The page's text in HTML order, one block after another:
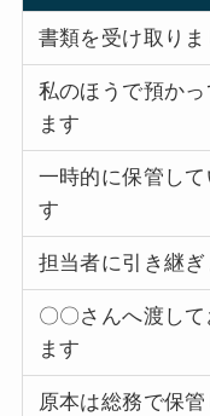
書類を受け取りま
私のほうで預かっ
ます
一時的に保管して
す
担当者に引き継ぎ
〇〇さんへ渡して
ます
原本は総務で保管